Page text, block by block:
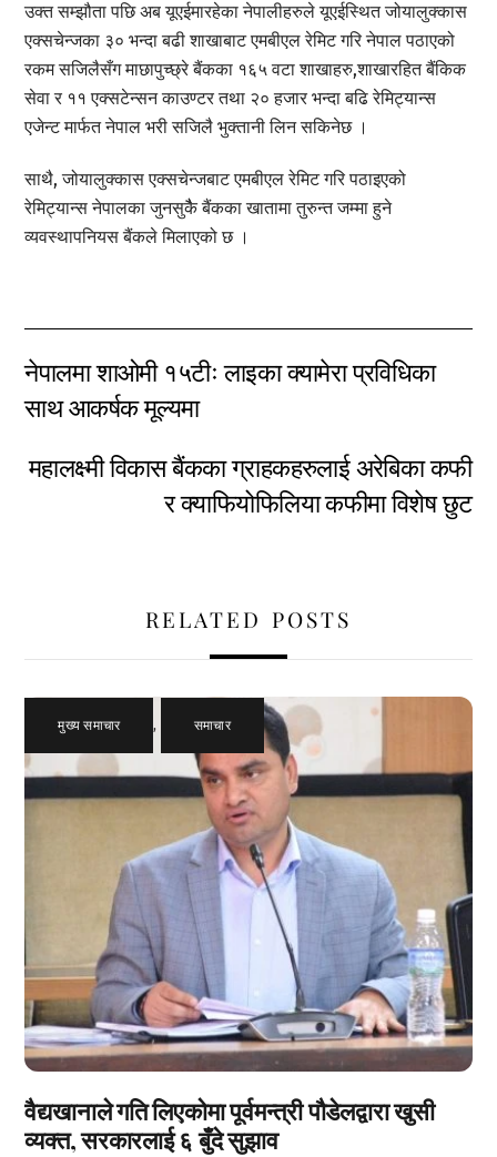
उक्त सम्झौता पछि अब यूएईमारहेका नेपालीहरुले यूएईस्थित जोयालुक्कास
एक्सचेन्जका ३० भन्दा बढी शाखाबाट एमबीएल रेमिट गरि नेपाल पठाएको
रकम सजिलैसँग माछापुच्छ्रे बैंकका १६५ वटा शाखाहरु,शाखारहित बैंकिक
सेवा र ११ एक्सटेन्सन काउण्टर तथा २० हजार भन्दा बढि रेमिट्यान्स
एजेन्ट मार्फत नेपाल भरी सजिलै भुक्तानी लिन सकिनेछ ।
साथै, जोयालुक्कास एक्सचेन्जबाट एमबीएल रेमिट गरि पठाइएको
रेमिट्यान्स नेपालका जुनसुकैै बैंकका खातामा तुरुन्त जम्मा हुने
व्यवस्थापनियस बैंकले मिलाएको छ ।
नेपालमा शाओमी १५टीः लाइका क्यामेरा प्रविधिका
साथ आकर्षक मूल्यमा
महालक्ष्मी विकास बैंकका ग्राहकहरुलाई अरेबिका कफी
र क्याफियोफिलिया कफीमा विशेष छुट
RELATED POSTS
मुख्य समाचार , समाचार
वैद्यखानाले गति लिएकोमा पूर्वमन्त्री पौडेलद्वारा खुसी
व्यक्त, सरकारलाई ६ बुँदे सुझाव